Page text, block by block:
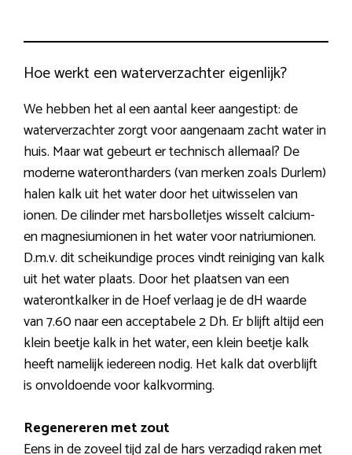
Hoe werkt een waterverzachter eigenlijk?
We hebben het al een aantal keer aangestipt: de
waterverzachter zorgt voor aangenaam zacht water in
huis. Maar wat gebeurt er technisch allemaal? De
moderne waterontharders (van merken zoals Durlem)
halen kalk uit het water door het uitwisselen van
ionen. De cilinder met harsbolletjes wisselt calcium-
en magnesiumionen in het water voor natriumionen.
D.m.v. dit scheikundige proces vindt reiniging van kalk
uit het water plaats. Door het plaatsen van een
waterontkalker in de Hoef verlaag je de dH waarde
van 7.60 naar een acceptabele 2 Dh. Er blijft altijd een
klein beetje kalk in het water, een klein beetje kalk
heeft namelijk iedereen nodig. Het kalk dat overblijft
is onvoldoende voor kalkvorming.
Regenereren met zout
Eens in de zoveel tijd zal de hars verzadigd raken met